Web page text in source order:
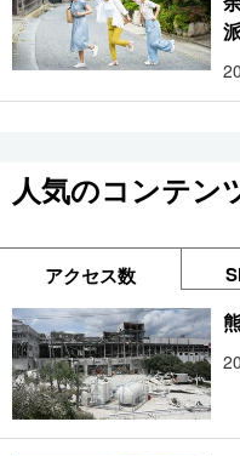
人気のコンテン
アクセス数